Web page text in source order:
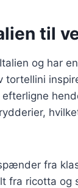
til
og har
tortellini
fra
fra ricotta og